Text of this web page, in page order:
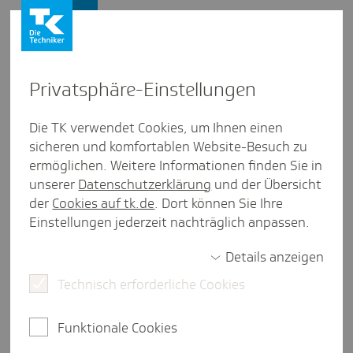
Sri Lanka
Zahlreiche deutsche Unternehmen engagieren
Abnehmerland für Fahrzeuge und
Industrieprodukte gilt. Im Bereich der Importe aus
Sri Lanka spielen Textilien eine große Rolle.
weniger als eine Minute Lesezeit
Firmenkunden Länderübersicht
Privat­sphäre-Einstel­lungen
Die TK verwendet Cookies, um Ihnen einen
sicheren und komfortablen Website-Besuch zu
ermöglichen. Weitere Informationen finden Sie in
unserer Datenschutzerklärung und der Übersicht
der Cookies auf tk.de. Dort können Sie Ihre
Einstellungen jederzeit nachträglich anpassen.
Details anzeigen
Technisch erforderliche Cookies
Funktionale Cookies